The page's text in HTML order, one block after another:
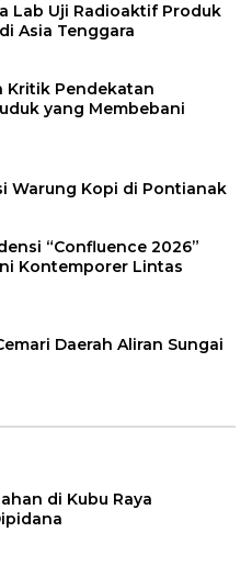
Lab Uji Radioaktif Produk
Asia Tenggara
Kritik Pendekatan
yang Membebani
Warung Kopi di Pontianak
“Confluence 2026”
Kontemporer Lintas
Daerah Aliran Sungai
di Kubu Raya